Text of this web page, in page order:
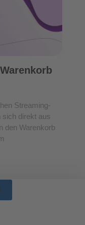
Streaming-
sich direkt aus
den Warenkorb